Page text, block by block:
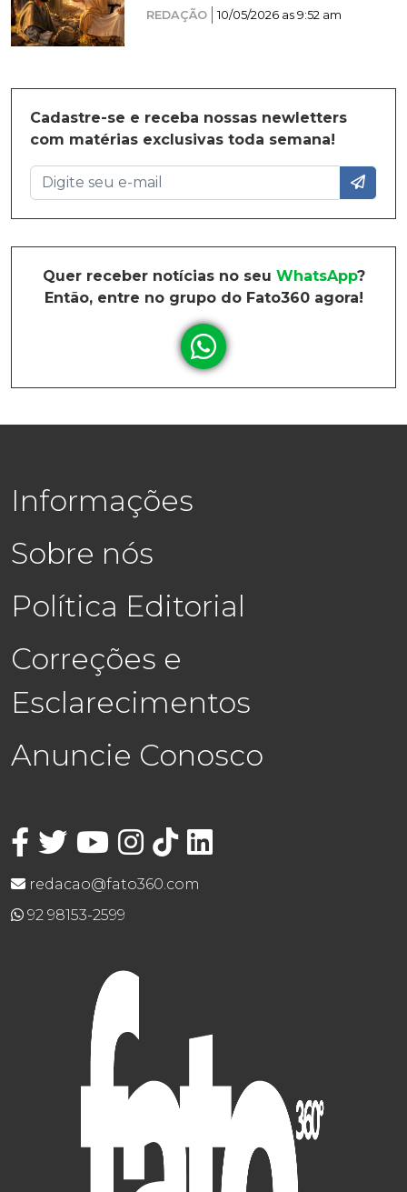
REDAÇÃO 10/05/2026 as 9:52 am
Cadastre-se e receba nossas newletters
com matérias exclusivas toda semana!
Quer receber notícias no seu WhatsApp?
Então, entre no grupo do Fato360 agora!
Informações
Sobre nós
Política Editorial
Correções e
Esclarecimentos
Anuncie Conosco
redacao@fato360.com
92 98153-2599